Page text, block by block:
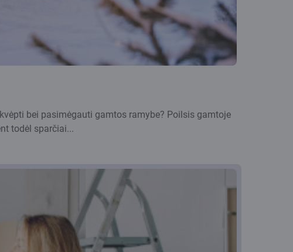
bei pasimėgauti gamtos ramybe? Poilsis gamtoje
todėl sparčiai...